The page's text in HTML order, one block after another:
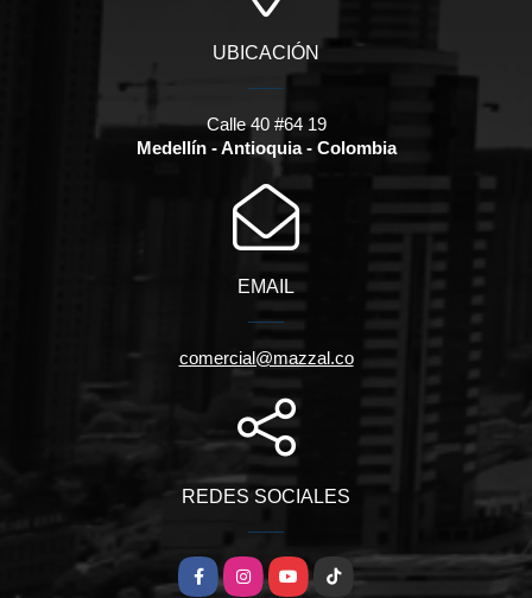
UBICACIÓN
Calle 40 #64 19
Medellín - Antioquia - Colombia
EMAIL
comercial@mazzal.co
REDES SOCIALES
FacebookInstagramYouTube
TikTok